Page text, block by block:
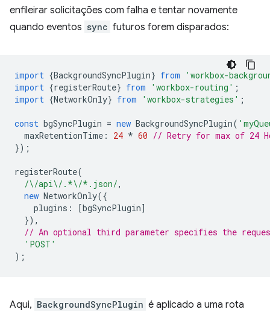
enfileirar solicitações com falha e tentar novamente
quando eventos sync futuros forem disparados:
import {BackgroundSyncPlugin} from
'workbox-
import {registerRoute} from 'workbox-routing' ;
import {NetworkOnly} from 'workbox-strategies' ;
const bgSyncPlugin = new BackgroundSyncPlugin(
maxRetentionTime : 24 * 60 // Retry for max of 24
});
registerRoute(
/\/api\/.*\/*.json/,
new NetworkOnly({
plugins : [bgSyncPlugin]
}),
// An optional third parameter specifies the
'POST'
);
Aqui, BackgroundSyncPlugin é aplicado a uma rota